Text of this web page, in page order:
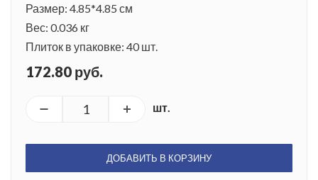
Размер: 4.85*4.85 см
Вес: 0.036 кг
Плиток в упаковке: 40 шт.
172.80 руб.
шт.
ДОБАВИТЬ В КОРЗИНУ